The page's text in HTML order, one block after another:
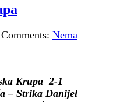
Comments: Nema
Krupa 2-1
– Strika Danijel